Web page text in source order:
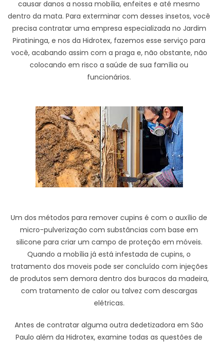
causar danos a nossa mobília, enfeites e até mesmo
dentro da mata. Para exterminar com desses insetos, você
precisa contratar uma empresa especializada no Jardim
Piratininga, e nos da Hidrotex, fazemos esse serviço para
você, acabando assim com a praga e, não obstante, não
colocando em risco a saúde de sua família ou
funcionários.
Um dos métodos para remover cupins é com o auxílio de
micro-pulverização com substâncias com base em
silicone para criar um campo de proteção em móveis.
Quando a mobília já está infestada de cupins, o
tratamento dos moveis pode ser concluído com injeções
de produtos sem demora dentro dos buracos da madeira,
com tratamento de calor ou talvez com descargas
elétricas.
Antes de contratar alguma outra dedetizadora em São
Paulo além da Hidrotex, examine todas as questões de